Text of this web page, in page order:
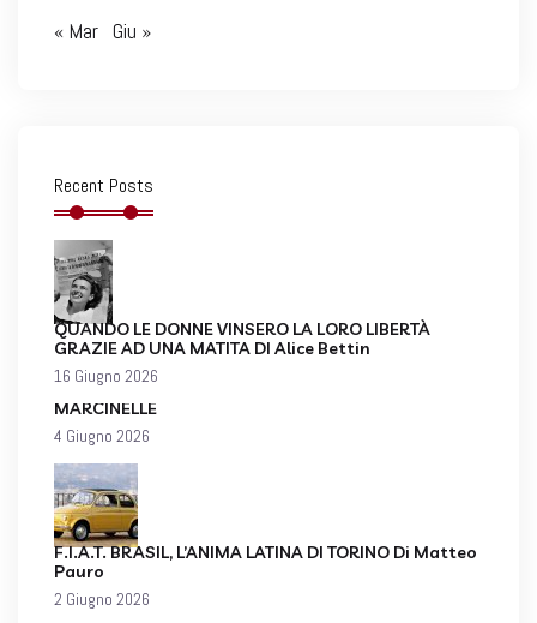
« Mar Giu »
Recent Posts
QUANDO LE DONNE VINSERO LA LORO LIBERTÀ
GRAZIE AD UNA MATITA DI Alice Bettin
16 Giugno 2026
MARCINELLE
4 Giugno 2026
F.I.A.T. BRASIL, L’ANIMA LATINA DI TORINO Di Matteo
Pauro
2 Giugno 2026